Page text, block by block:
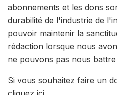
abonnements et les dons
durabilité de l'industrie de
pouvoir maintenir la
rédaction lorsque nous
ne pouvons pas nous
Si vous souhaitez faire un
cliquez ici.